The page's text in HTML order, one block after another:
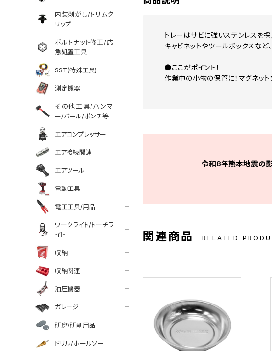
内装剥がし/トリムク
リップ
ボルトナット修正/応
急処置工具
SST(特殊工具)
測定機器
その他工具/ハンマ
ー/バール/ポンチ等
エアコンプレッサー
エア接続関連
エアツール
電動工具
電工工具/用品
ワークライト/トーチラ
イト
収納
収納関連
油圧機器
ガレージ
研磨/研削用品
ドリル/ホールソー
トレーはサビに強いステンレスを
キャビネットやツールボックスな
●ここがポイント！
作業中の小物の保管に！マグネット
令和8年熊本地震の影
関連商品 RELATED